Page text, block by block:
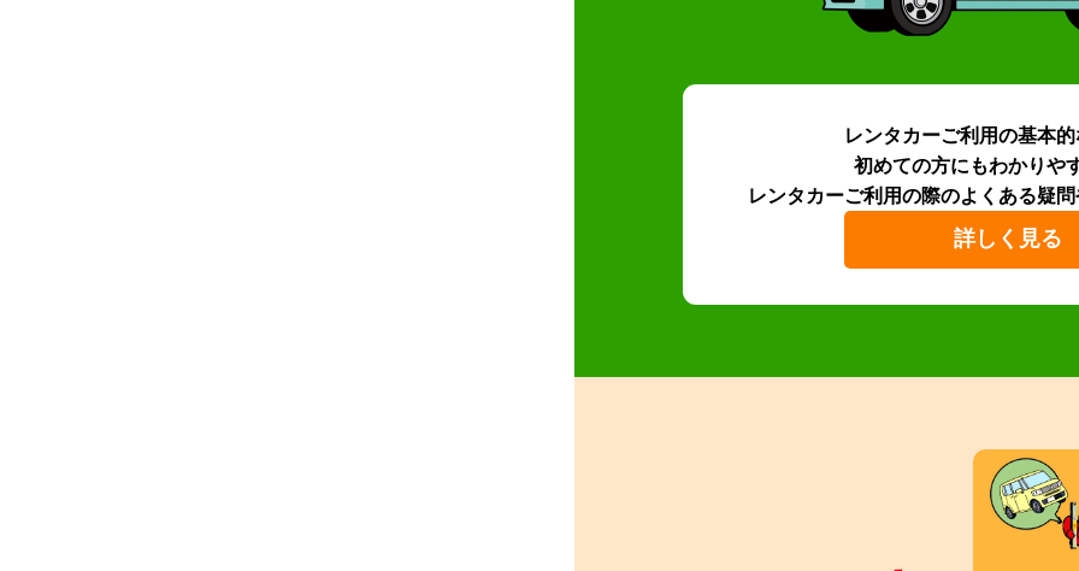
レンタカーご利用の基本
初めての方にもわかりや
レンタカーご利用の際のよくある疑問
詳しく見る